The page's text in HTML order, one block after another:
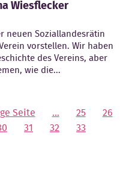
Wiesflecker
neuen Soziallandesrätin
vorstellen. Wir haben
des Vereins, aber
wie die...
Seite … 25
26
31 32 33